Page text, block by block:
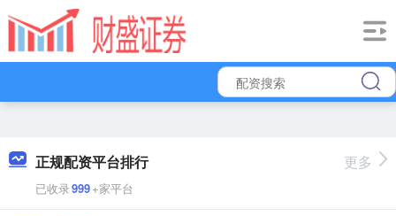
正规配资平台排行
已收录999+家平台
更多